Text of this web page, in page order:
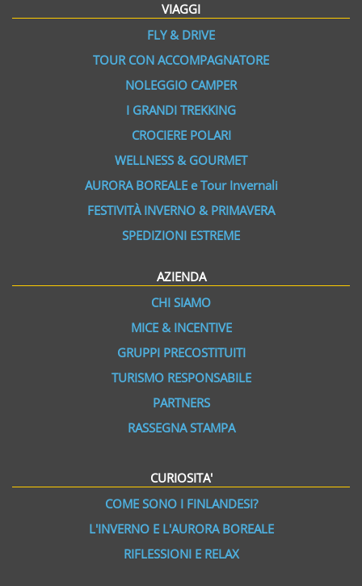
VIAGGI
FLY & DRIVE
TOUR CON ACCOMPAGNATORE
NOLEGGIO CAMPER
I GRANDI TREKKING
CROCIERE POLARI
WELLNESS & GOURMET
AURORA BOREALE e Tour Invernali
FESTIVITÀ INVERNO & PRIMAVERA
SPEDIZIONI ESTREME
AZIENDA
CHI SIAMO
MICE & INCENTIVE
GRUPPI PRECOSTITUITI
TURISMO RESPONSABILE
PARTNERS
RASSEGNA STAMPA
CURIOSITA'
COME SONO I FINLANDESI?
L'INVERNO E L'AURORA BOREALE
RIFLESSIONI E RELAX